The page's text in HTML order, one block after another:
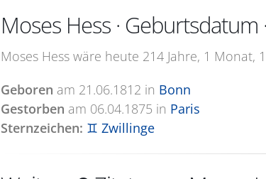
Moses Hess · Geburtsdatum
Moses Hess wäre heute 214 Jahre, 1 Monat,
Geboren am 21.06.1812 in Bonn
Gestorben am 06.04.1875 in Paris
Sternzeichen: ♊ Zwillinge